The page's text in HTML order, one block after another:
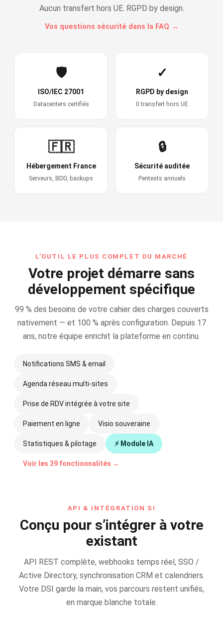
Aucun transfert hors UE. RGPD by design.
Vos questions sécurité dans la FAQ →
🛡️
ISO/IEC 27001
Datacenters certifiés
✓
RGPD by design
0 transfert hors UE
🇫🇷
Hébergement France
Serveurs, BDD, backups
🔒
Sécurité auditée
Pentests annuels
L’OUTIL LE PLUS COMPLET DU MARCHÉ
Votre projet démarre sans
développement spécifique
99 % des besoins de votre cahier des charges couverts
nativement — et 100 % après configuration. Depuis 17
ans, notre équipe enrichit la plateforme en continu.
Notifications SMS & email
Agenda réseau multi-sites
Prise de RDV intégrée à votre site
Paiement en ligne Visio souveraine
Statistiques & pilotage ⚡ Module IA
Voir les 39 fonctionnalités →
API & INTÉGRATION SI
Conçu pour s’intégrer à votre
existant
API REST complète, webhooks temps réel, SSO /
Active Directory, synchronisation CRM et calendriers.
Votre DSI garde la main, vos parcours restent unifiés,
en marque blanche totale.